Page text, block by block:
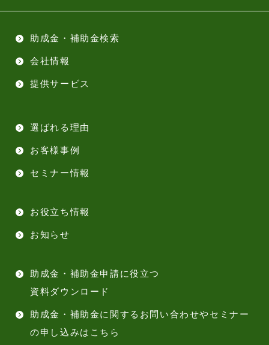
助成金・補助金検索
会社情報
提供サービス
選ばれる理由
お客様事例
セミナー情報
お役立ち情報
お知らせ
助成金・補助金申請に役立つ
資料ダウンロード
助成金・補助金に関するお問い合わせやセミナー
の申し込みはこちら